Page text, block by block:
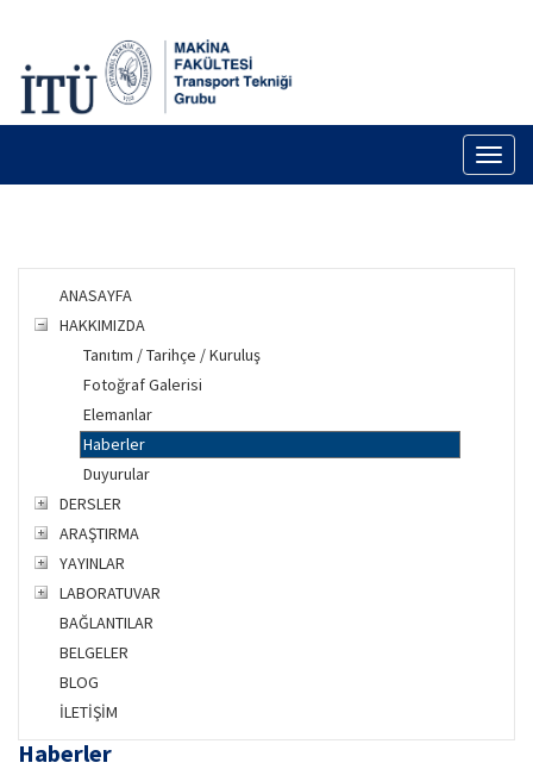
ANASAYFA
HAKKIMIZDA
Tanıtım / Tarihçe / Kuruluş
Fotoğraf Galerisi
Elemanlar
Haberler
Duyurular
DERSLER
ARAŞTIRMA
YAYINLAR
LABORATUVAR
BAĞLANTILAR
BELGELER
BLOG
İLETİŞİM
Haberler